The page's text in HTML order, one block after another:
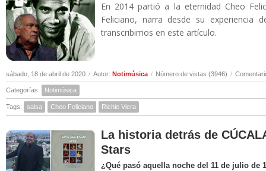
En 2014 partió a la eternidad Cheo
Feliciano, narra desde su experiencia
transcribimos en este artículo.
sábado, 18 de abril de 2020 / Autor: Notimúsica / Número de vistas (3946) /
Categorías: Notimúsica
Tags: salsa Cheo Feliciano Richie Viera
La historia detrás de
Stars
¿Qué pasó aquella noche del 11 de julio de